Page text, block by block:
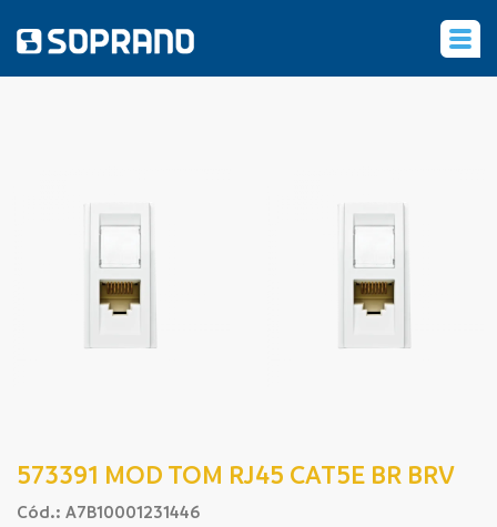
573391 MOD TOM RJ45 CAT5E BR BRV
Cód.: A7B10001231446